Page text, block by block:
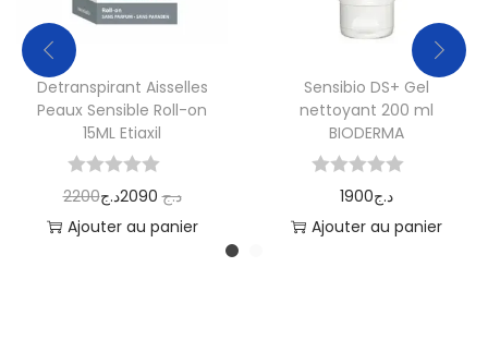
Detranspirant Aisselles
Peaux Sensible Roll-on
15ML Etiaxil
2200 د.ج 2090د.ج
Ajouter au panier
Sensibio DS+ Gel
nettoyant 200 ml
BIODERMA
1900د.ج
Ajouter au panier